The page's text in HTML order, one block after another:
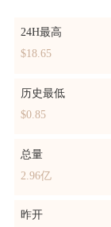
24H最高
$18.65
历史最低
$0.85
总量
2.96亿
昨开